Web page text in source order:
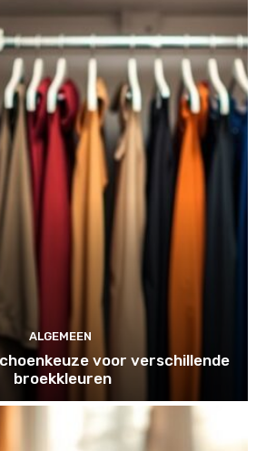
ALGEMEEN
voor verschillende
broekkleuren